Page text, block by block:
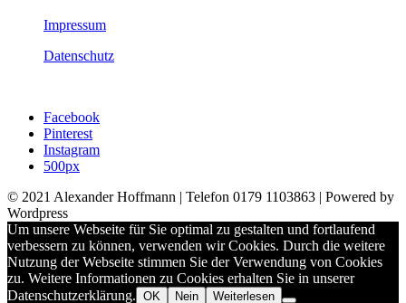
Impressum
Datenschutz
Facebook
Pinterest
Instagram
500px
© 2021 Alexander Hoffmann | Telefon 0179 1103863 | Powered by
Wordpress
Um unsere Webseite für Sie optimal zu gestalten und fortlaufend
verbessern zu können, verwenden wir Cookies. Durch die weitere
Nutzung der Webseite stimmen Sie der Verwendung von Cookies
zu. Weitere Informationen zu Cookies erhalten Sie in unserer
Datenschutzerklärung. OK Nein Weiterlesen